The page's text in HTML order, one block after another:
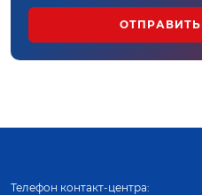
Телефон контакт-центра: